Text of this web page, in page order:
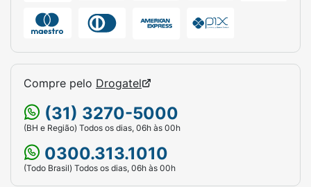
Compre pelo Drogatel
(31) 3270-5000
(BH e Região) Todos os dias, 06h às 00h
0300.313.1010
(Todo Brasil) Todos os dias, 06h às 00h